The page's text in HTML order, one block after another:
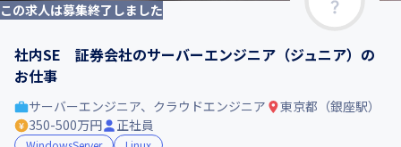
この求人は募集終了しました
社内SE 証券会社のサーバーエンジニア（ジュニア）の
お仕事
サーバーエンジニア、クラウドエンジニア
東京都（銀座駅）
350-500万円
正社員